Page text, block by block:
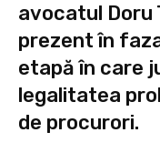
avocatul Doru
prezent în
etapă în care
legalitatea
de procurori.